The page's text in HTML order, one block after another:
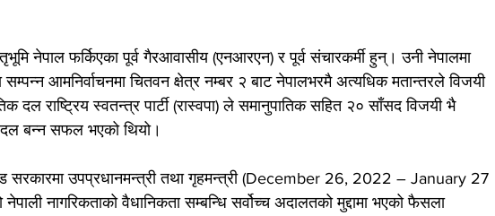
नेपाल फर्किएका पूर्व गैरआवासीय (एनआरएन) र पूर्व संचारकर्मी हुन्। उनी नेपालमा
आमनिर्वाचनमा चितवन क्षेत्र नम्बर २ बाट नेपालभरमै अत्यधिक मतान्तरले विजयी
दल राष्ट्रिय स्वतन्त्र पार्टी (रास्वपा) ले समानुपातिक सहित २० साँसद विजयी भै
बन्न सफल भएको थियो।
सरकारमा उपप्रधानमन्त्री तथा गृहमन्त्री (December 26, 2022 – January 27
नागरिकताको वैधानिकता सम्बन्धि सर्वोच्च अदालतको मुद्दामा भएको फैसला